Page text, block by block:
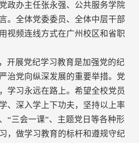
政办主任张永强、公共服务学院
。全体党委委员、全体中层干部
视频连线方式在广州校区和省职
开展党纪学习教育是加强党的纪
治党向纵深发展的重要举措。党
学习永远在路上。希望全校党员
、深入学上下功夫，坚持以上率
“三会一课”、主题党日等各种形
，做学习教育的标杆和遵规守纪